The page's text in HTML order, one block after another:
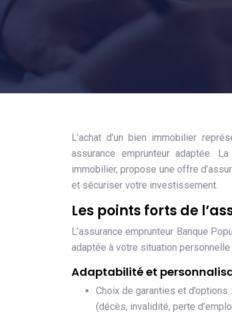
L’achat d’un bien immobilier
assurance emprunteur adaptée.
immobilier, propose une offre
et sécuriser votre investissement.
Les points forts de
L’assurance emprunteur Banque
adaptée à votre situation
Adaptabilité et
Choix de garanties et
(décès, invalidité, perte